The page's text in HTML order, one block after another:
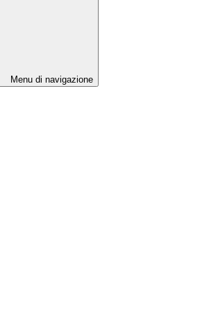
Menu di navigazione